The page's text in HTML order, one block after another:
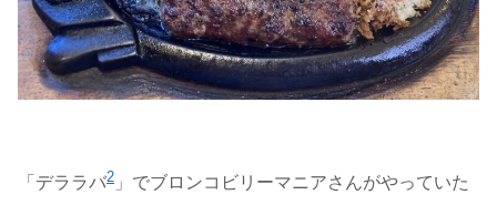
「デララバ2 」でブロンコビリーマニアさんがやっていた